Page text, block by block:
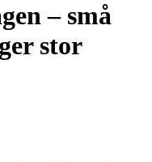
– små
stor